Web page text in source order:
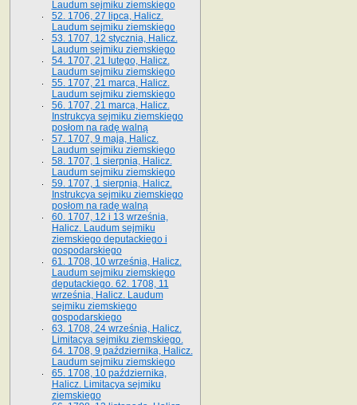
Laudum sejmiku ziemskiego
52. 1706, 27 lipca, Halicz.
Laudum sejmiku ziemskiego
53. 1707, 12 stycznia, Halicz.
Laudum sejmiku ziemskiego
54. 1707, 21 lutego, Halicz.
Laudum sejmiku ziemskiego
55. 1707, 21 marca, Halicz.
Laudum sejmiku ziemskiego
56. 1707, 21 marca, Halicz.
Instrukcya sejmiku ziemskiego
posłom na radę walną
57. 1707, 9 maja, Halicz.
Laudum sejmiku ziemskiego
58. 1707, 1 sierpnia, Halicz.
Laudum sejmiku ziemskiego
59. 1707, 1 sierpnia, Halicz.
Instrukcya sejmiku ziemskiego
posłom na radę walną
60. 1707, 12 i 13 września,
Halicz. Laudum sejmiku
ziemskiego deputackiego i
gospodarskiego
61. 1708, 10 września, Halicz.
Laudum sejmiku ziemskiego
deputackiego. 62. 1708, 11
września, Halicz. Laudum
sejmiku ziemskiego
gospodarskiego
63. 1708, 24 września, Halicz.
Limitacya sejmiku ziemskiego.
64. 1708, 9 października, Halicz.
Laudum sejmiku ziemskiego
65­. 1708, 10 października,
Halicz. Limitacya sejmiku
ziemskiego